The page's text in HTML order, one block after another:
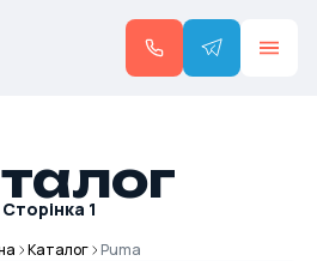
Сторінка 1
Каталог Puma